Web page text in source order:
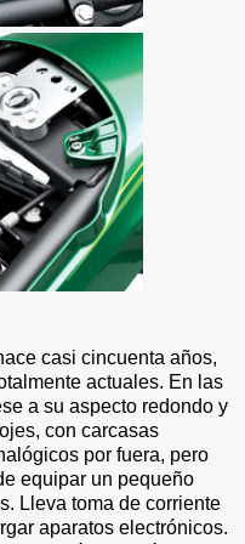
casi cincuenta años,
actuales. En las
a su aspecto redondo y
con carcasas
por fuera, pero
equipar un pequeño
Lleva toma de corriente
aparatos electrónicos.